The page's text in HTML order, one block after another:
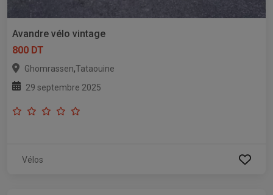
Avandre vélo vintage
800 DT
Ghomrassen,Tataouine
29 septembre 2025
Vélos